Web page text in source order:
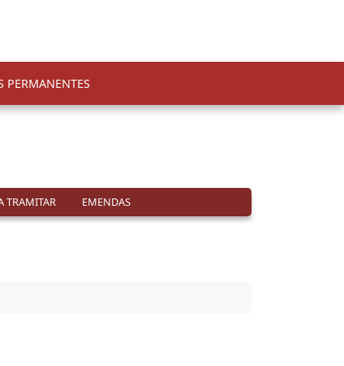
PERMANENTES
TRAMITAR EMENDAS